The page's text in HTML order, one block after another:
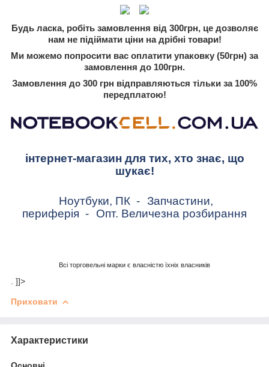
Будь ласка, робіть замовлення від 300грн, це дозволяє
нам не підіймати ціни на дрібні товари!
Ми можемо попросити вас оплатити упаковку (50грн) за
замовлення до 100грн.
Замовлення до 300 грн відправляються тільки за 100%
передплатою!
інтернет-магазин для тих, хто знає, що
шукає!
Ноутбуки, ПК - Запчастини,
периферія - Опт. Величезна розбирання
Всі торговельні марки є власністю їхніх власників
. ]]>
Приховати
Характеристики
Основні